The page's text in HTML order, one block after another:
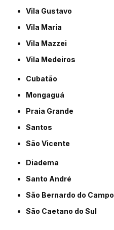
Vila Gustavo
Vila Maria
Vila Mazzei
Vila Medeiros
Cubatão
Mongaguá
Praia Grande
Santos
São Vicente
Diadema
Santo André
São Bernardo do Campo
São Caetano do Sul